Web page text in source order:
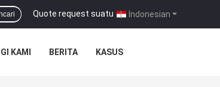
Indonesian
Quote request suatu |
KAMI BERITA KASUS